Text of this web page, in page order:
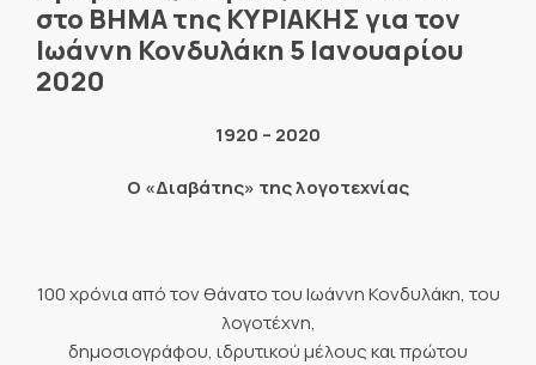
στο ΒΗΜΑ της ΚΥΡΙΑΚΗΣ για τον
Ιωάννη Κονδυλάκη 5 Ιανουαρίου
2020
1920 – 2020
Ο «Διαβάτης» της λογοτεχνίας
100 χρόνια από τον θάνατο του Ιωάννη Κονδυλάκη, του
λογοτέχνη,
δημοσιογράφου, ιδρυτικού μέλους και πρώτου